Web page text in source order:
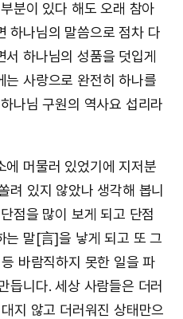
분이 있다 해도 오래 참아
하나님의 말씀으로 점차 다
하나님의 성품을 덧입게
는 사랑으로 완전히 하나를
나님 구원의 역사요 섭리라
에 머물러 있었기에 지저분
려 있지 않았나 생각해 봅니
점을 많이 보게 되고 단점
는 말[言]을 낳게 되고 또 그
바람직하지 못한 일을 파
듭니다. 세상 사람들은 더러
지 않고 더러워진 상태만으